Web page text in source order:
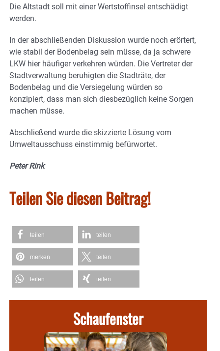
Die Altstadt soll mit einer Wertstoffinsel entschädigt
werden.
In der abschließenden Diskussion wurde noch erörtert,
wie stabil der Bodenbelag sein müsse, da ja schwere
LKW hier häufiger verkehren würden. Die Vertreter der
Stadtverwaltung beruhigten die Stadträte, der
Bodenbelag und die Versiegelung würden so
konzipiert, dass man sich diesbezüglich keine Sorgen
machen müsse.
Abschließend wurde die skizzierte Lösung vom
Umweltausschuss einstimmig befürwortet.
Peter Rink
Teilen Sie diesen Beitrag!
teilen teilen
merken teilen
teilen teilen
Schaufenster